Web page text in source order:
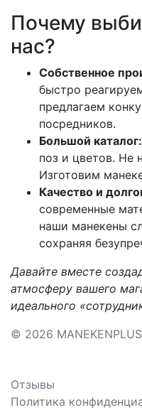
Почему
нас?
Собственное
быстро
предлагаем
посредников.
Большой каталог:
поз и цветов. Не
Изготовим
Качество и
современные
наши манекены
сохраняя
Давайте вместе
атмосферу вашего
идеального
© 2026 MANEKENPLUS
Отзывы
Политика